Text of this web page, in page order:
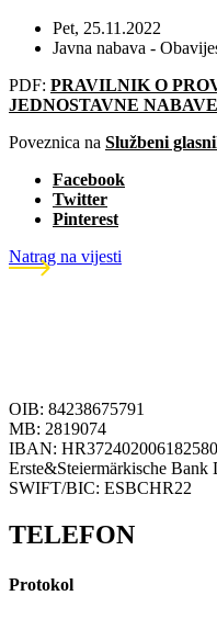
Pet, 25.11.2022
Javna nabava -
PDF: PRAVILNIK O
JEDNOSTAVNE NABAVE
Poveznica na Službeni
Facebook
Twitter
Pinterest
Natrag na vijesti
OIB: 84238675791
MB: 2819074
IBAN:
Erste&Steiermärkische Bank
SWIFT/BIC: ESBCHR22
TELEFON
Protokol